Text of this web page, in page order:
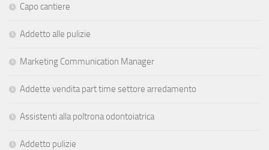
Capo cantiere
Addetto alle pulizie
Marketing Communication Manager
Addette vendita part time settore arredamento
Assistenti alla poltrona odontoiatrica
Addetto pulizie